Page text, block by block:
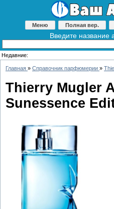
Меню Полная вер.
Введите название
Недавние:
Главная » Справочник парфюмерии »
Thierry Mugler
Sunessence